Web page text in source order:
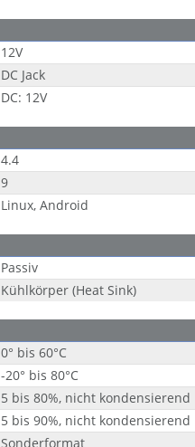
12V
DC Jack
DC: 12V
4.4
9
Linux, Android
Passiv
Kühlkörper (Heat Sink)
0° bis 60°C
-20° bis 80°C
5 bis 80%, nicht kondensierend
5 bis 90%, nicht kondensierend
Sonderformat